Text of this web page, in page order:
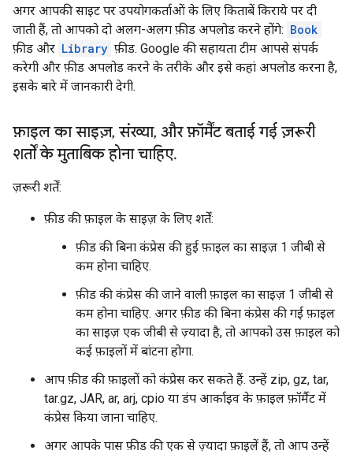
अगर आपकी साइट पर उपयोगकर्ताओं के लिए किताबें किराये पर दी
जाती हैं, तो आपको दो अलग-अलग फ़ीड अपलोड करने होंगे: Book
फ़ीड और Library फ़ीड. Google की सहायता टीम आपसे संपर्क
करेगी और फ़ीड अपलोड करने के तरीके और इसे कहां अपलोड करना है,
इसके बारे में जानकारी देगी.
फ़ाइल का साइज़, संख्या, और फ़ॉर्मैंट बताई गई ज़रूरी
शर्तों के मुताबिक होना चाहिए.
ज़रूरी शर्तें:
फ़ीड की फ़ाइल के साइज़ के लिए शर्तें:
फ़ीड की बिना कंप्रेस की हुई फ़ाइल का साइज़ 1 जीबी से
कम होना चाहिए.
फ़ीड की कंप्रेस की जाने वाली फ़ाइल का साइज़ 1 जीबी से
कम होना चाहिए. अगर फ़ीड की बिना कंप्रेस की गई फ़ाइल
का साइज़ एक जीबी से ज़्यादा है, तो आपको उस फ़ाइल को
कई फ़ाइलों में बांटना होगा.
आप फ़ीड की फ़ाइलों को कंप्रेस कर सकते हैं. उन्हें zip, gz, tar,
tar.gz, JAR, ar, arj, cpio या डंप आर्काइव के फ़ाइल फ़ॉर्मैट में
कंप्रेस किया जाना चाहिए.
अगर आपके पास फ़ीड की एक से ज़्यादा फ़ाइलें हैं, तो आप उन्हें